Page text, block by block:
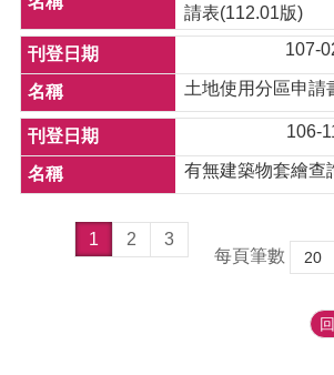
請表(112.01版)
107-
土地使用分區申請
106-
有無建築物套繪查
1 2
3
每頁筆數